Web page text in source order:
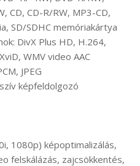
CD, CD-R/RW, MP3-CD,
SD/SDHC memóriakártya
DivX Plus HD, H.264,
WMV video AAC
JPEG
képfeldolgozó
1080p) képoptimalizálás,
felskálázás, zajcsökkentés,